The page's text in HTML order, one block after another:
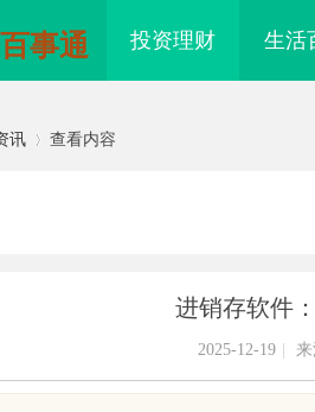
事通 投资理财 生活
讯 查看内容
进销存软件
2025-12-19